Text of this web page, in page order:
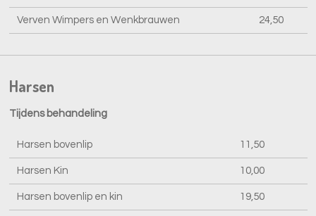
Verven Wimpers en Wenkbrauwen 24,50
Harsen
Tijdens behandeling
Harsen bovenlip 11,50
Harsen Kin 10,00
Harsen bovenlip en kin 19,50